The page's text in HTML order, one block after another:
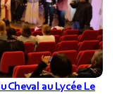
Cheval au Lycée Le